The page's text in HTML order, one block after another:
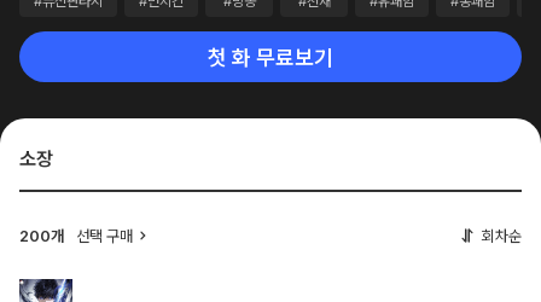
첫 화 무료보기
소장
200개 선택 구매 회차순